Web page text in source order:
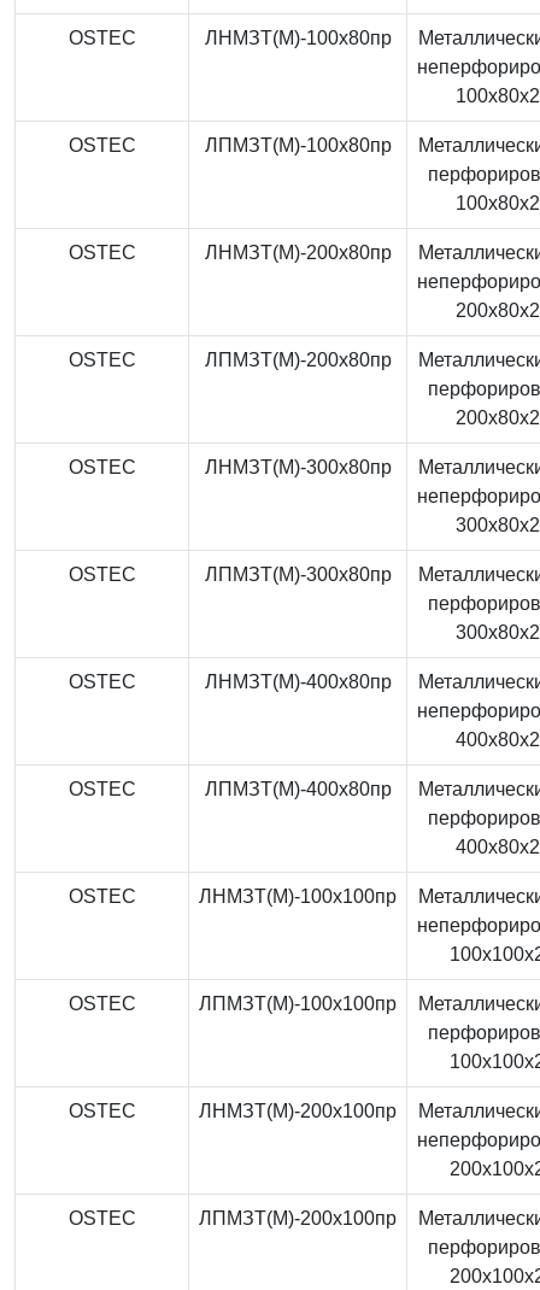
OSTEC ЛНМЗТ(М)-100x80пр
OSTEC ЛПМЗТ(М)-100x80пр
OSTEC ЛНМЗТ(М)-200x80пр
OSTEC ЛПМЗТ(М)-200x80пр
OSTEC ЛНМЗТ(М)-300x80пр
OSTEC ЛПМЗТ(М)-300x80пр
OSTEC ЛНМЗТ(М)-400x80пр
OSTEC ЛПМЗТ(М)-400x80пр
OSTEC ЛНМЗТ(М)-100x100пр
OSTEC ЛПМЗТ(М)-100x100пр
OSTEC ЛНМЗТ(М)-200x100пр
OSTEC ЛПМЗТ(М)-200x100пр